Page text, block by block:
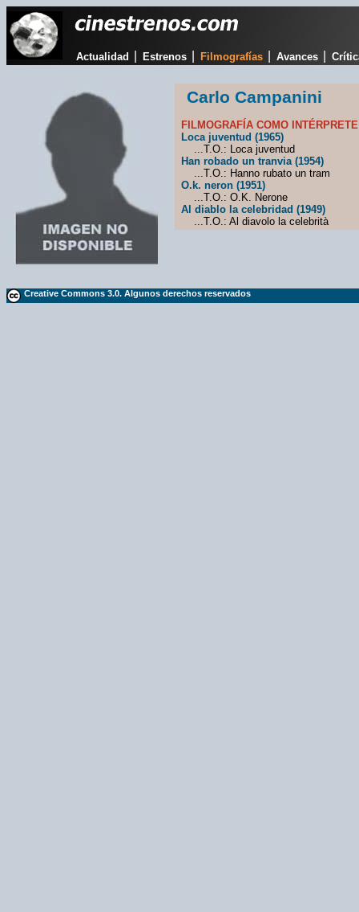
Actualidad Estrenos Filmografías Avances
Carlo Campanini
FILMOGRAFÍA COMO
Loca juventud (1965)
...T.O.: Loca juventud
Han robado un tranvia (1954)
...T.O.: Hanno rubato un tram
O.k. neron (1951)
...T.O.: O.K. Nerone
Al diablo la celebridad (1949)
...T.O.: Al diavolo la celebrità
Creative Commons 3.0. Algunos derechos reservados